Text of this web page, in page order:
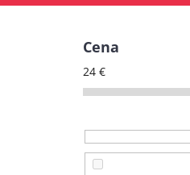
B
Cena
24 €